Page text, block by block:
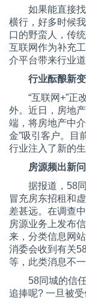
如果能直接
横行，好多时候
口的野蛮人，传
互联网作为补充
介平台带来行业
行业酝酿新
“互联网+”正
外。近日，房地
端，将房地产中
金”吸引客户。目
行业注入了新的生
房源频出新
据报道， 58
冒充房东招租和
差甚远。在调查
房源业务上发布
来，分类信息网
消委会收到有关
等，此类消息不一
58同城的信
追捧呢? 一旦被受